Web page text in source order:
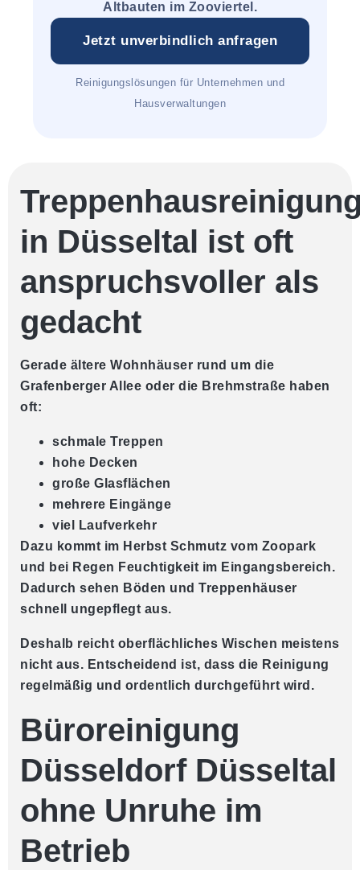
Altbauten im Zooviertel.
Jetzt unverbindlich anfragen
Reinigungslösungen für Unternehmen und
Hausverwaltungen
in Düsseltal ist oft
anspruchsvoller als
gedacht
Gerade ältere Wohnhäuser rund um die
Grafenberger Allee oder die Brehmstraße haben
oft:
schmale Treppen
hohe Decken
große Glasflächen
mehrere Eingänge
viel Laufverkehr
Dazu kommt im Herbst Schmutz vom Zoopark
und bei Regen Feuchtigkeit im Eingangsbereich.
Dadurch sehen Böden und Treppenhäuser
schnell ungepflegt aus.
Deshalb reicht oberflächliches Wischen meistens
nicht aus. Entscheidend ist, dass die Reinigung
regelmäßig und ordentlich durchgeführt wird.
Büroreinigung
Düsseldorf Düsseltal
ohne Unruhe im
Betrieb